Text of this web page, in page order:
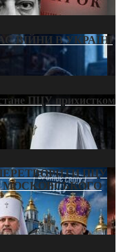
ВІЙНИ В УКРАЇНІ
ПЦУ прихистком
ПЦУ
МОСКОВСЬКОГО